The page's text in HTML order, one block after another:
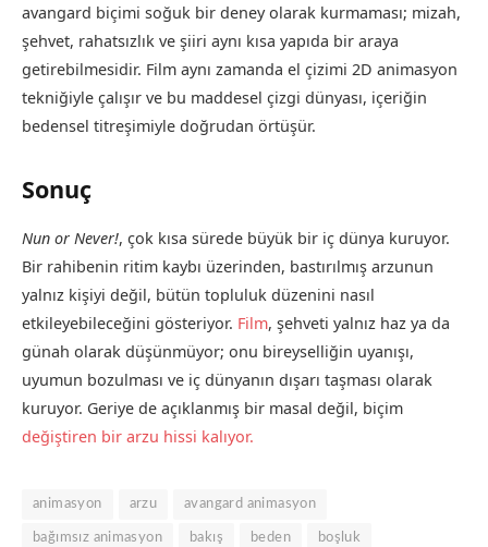
avangard biçimi soğuk bir deney olarak kurmaması; mizah,
şehvet, rahatsızlık ve şiiri aynı kısa yapıda bir araya
getirebilmesidir. Film aynı zamanda el çizimi 2D animasyon
tekniğiyle çalışır ve bu maddesel çizgi dünyası, içeriğin
bedensel titreşimiyle doğrudan örtüşür.
Sonuç
Nun or Never!, çok kısa sürede büyük bir iç dünya kuruyor.
Bir rahibenin ritim kaybı üzerinden, bastırılmış arzunun
yalnız kişiyi değil, bütün topluluk düzenini nasıl
etkileyebileceğini gösteriyor. Film, şehveti yalnız haz ya da
günah olarak düşünmüyor; onu bireyselliğin uyanışı,
uyumun bozulması ve iç dünyanın dışarı taşması olarak
kuruyor. Geriye de açıklanmış bir masal değil, biçim
değiştiren bir arzu hissi kalıyor.
animasyon arzu avangard animasyon
bağımsız animasyon bakış beden boşluk